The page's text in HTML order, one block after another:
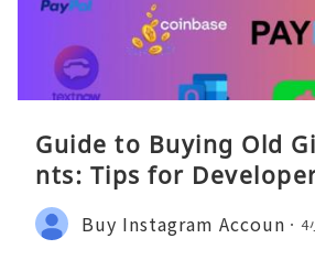
Guide to Buying Old
nts: Tips for
Buy Instagram Accoun 4